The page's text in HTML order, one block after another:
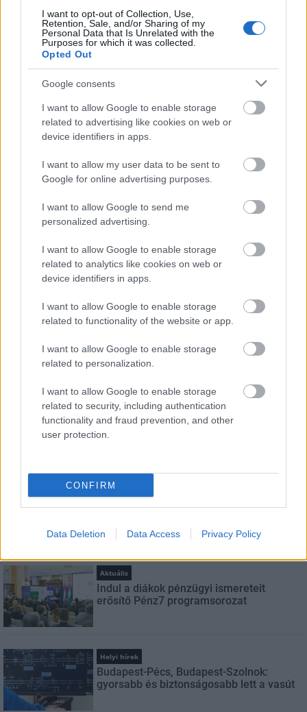
I want to opt-out of Collection, Use,
Retention, Sale, and/or Sharing of my
Personal Data that Is Unrelated with the
Purposes for which it was collected.
Opted Out
Google consents
I want to allow Google to enable storage
related to advertising like cookies on web or
device identifiers in apps.
I want to allow my user data to be sent to
Google for online advertising purposes.
I want to allow Google to send me
personalized advertising.
I want to allow Google to enable storage
related to analytics like cookies on web or
device identifiers in apps.
I want to allow Google to enable storage
related to functionality of the website or app.
I want to allow Google to enable storage
related to personalization.
I want to allow Google to enable storage
related to security, including authentication
functionality and fraud prevention, and other
user protection.
CONFIRM
Data Deletion Data Access Privacy Policy
Új gyalogosátkelők és jelzőlámpás
csomópont épül Angyalföldön
Másfélszeresére bővítik
Hódmezővásárhely jó hírű református
iskoláját
HÍRLEVÉL
E-mail cím
Feliratkozom a hírlevélre és elfogadom az
LEGNÉZETTEBB
Aktuális
Indul a diákok pénzügyi ismereteit
erősítő Pénz7 programsorozat
Helyi hírek
Budapest-Pécs, Budapest-Szolnok:
gyorsabb és biztonságosabb lett a vasút